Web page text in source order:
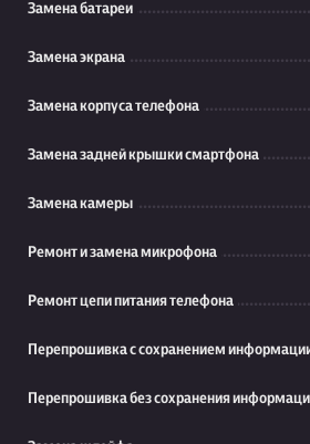
Замена батареи
Замена экрана
Замена корпуса телефона
Замена задней крышки смартфона
Замена камеры
Ремонт и замена микрофона
Ремонт цепи питания телефона
Перепрошивка с сохранением
Перепрошивка без сохранения